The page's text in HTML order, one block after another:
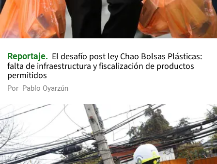
Reportaje
El desafío post ley Chao Bolsas Plásticas:
falta de infraestructura y fiscalización de productos
permitidos
Por Pablo Oyarzún